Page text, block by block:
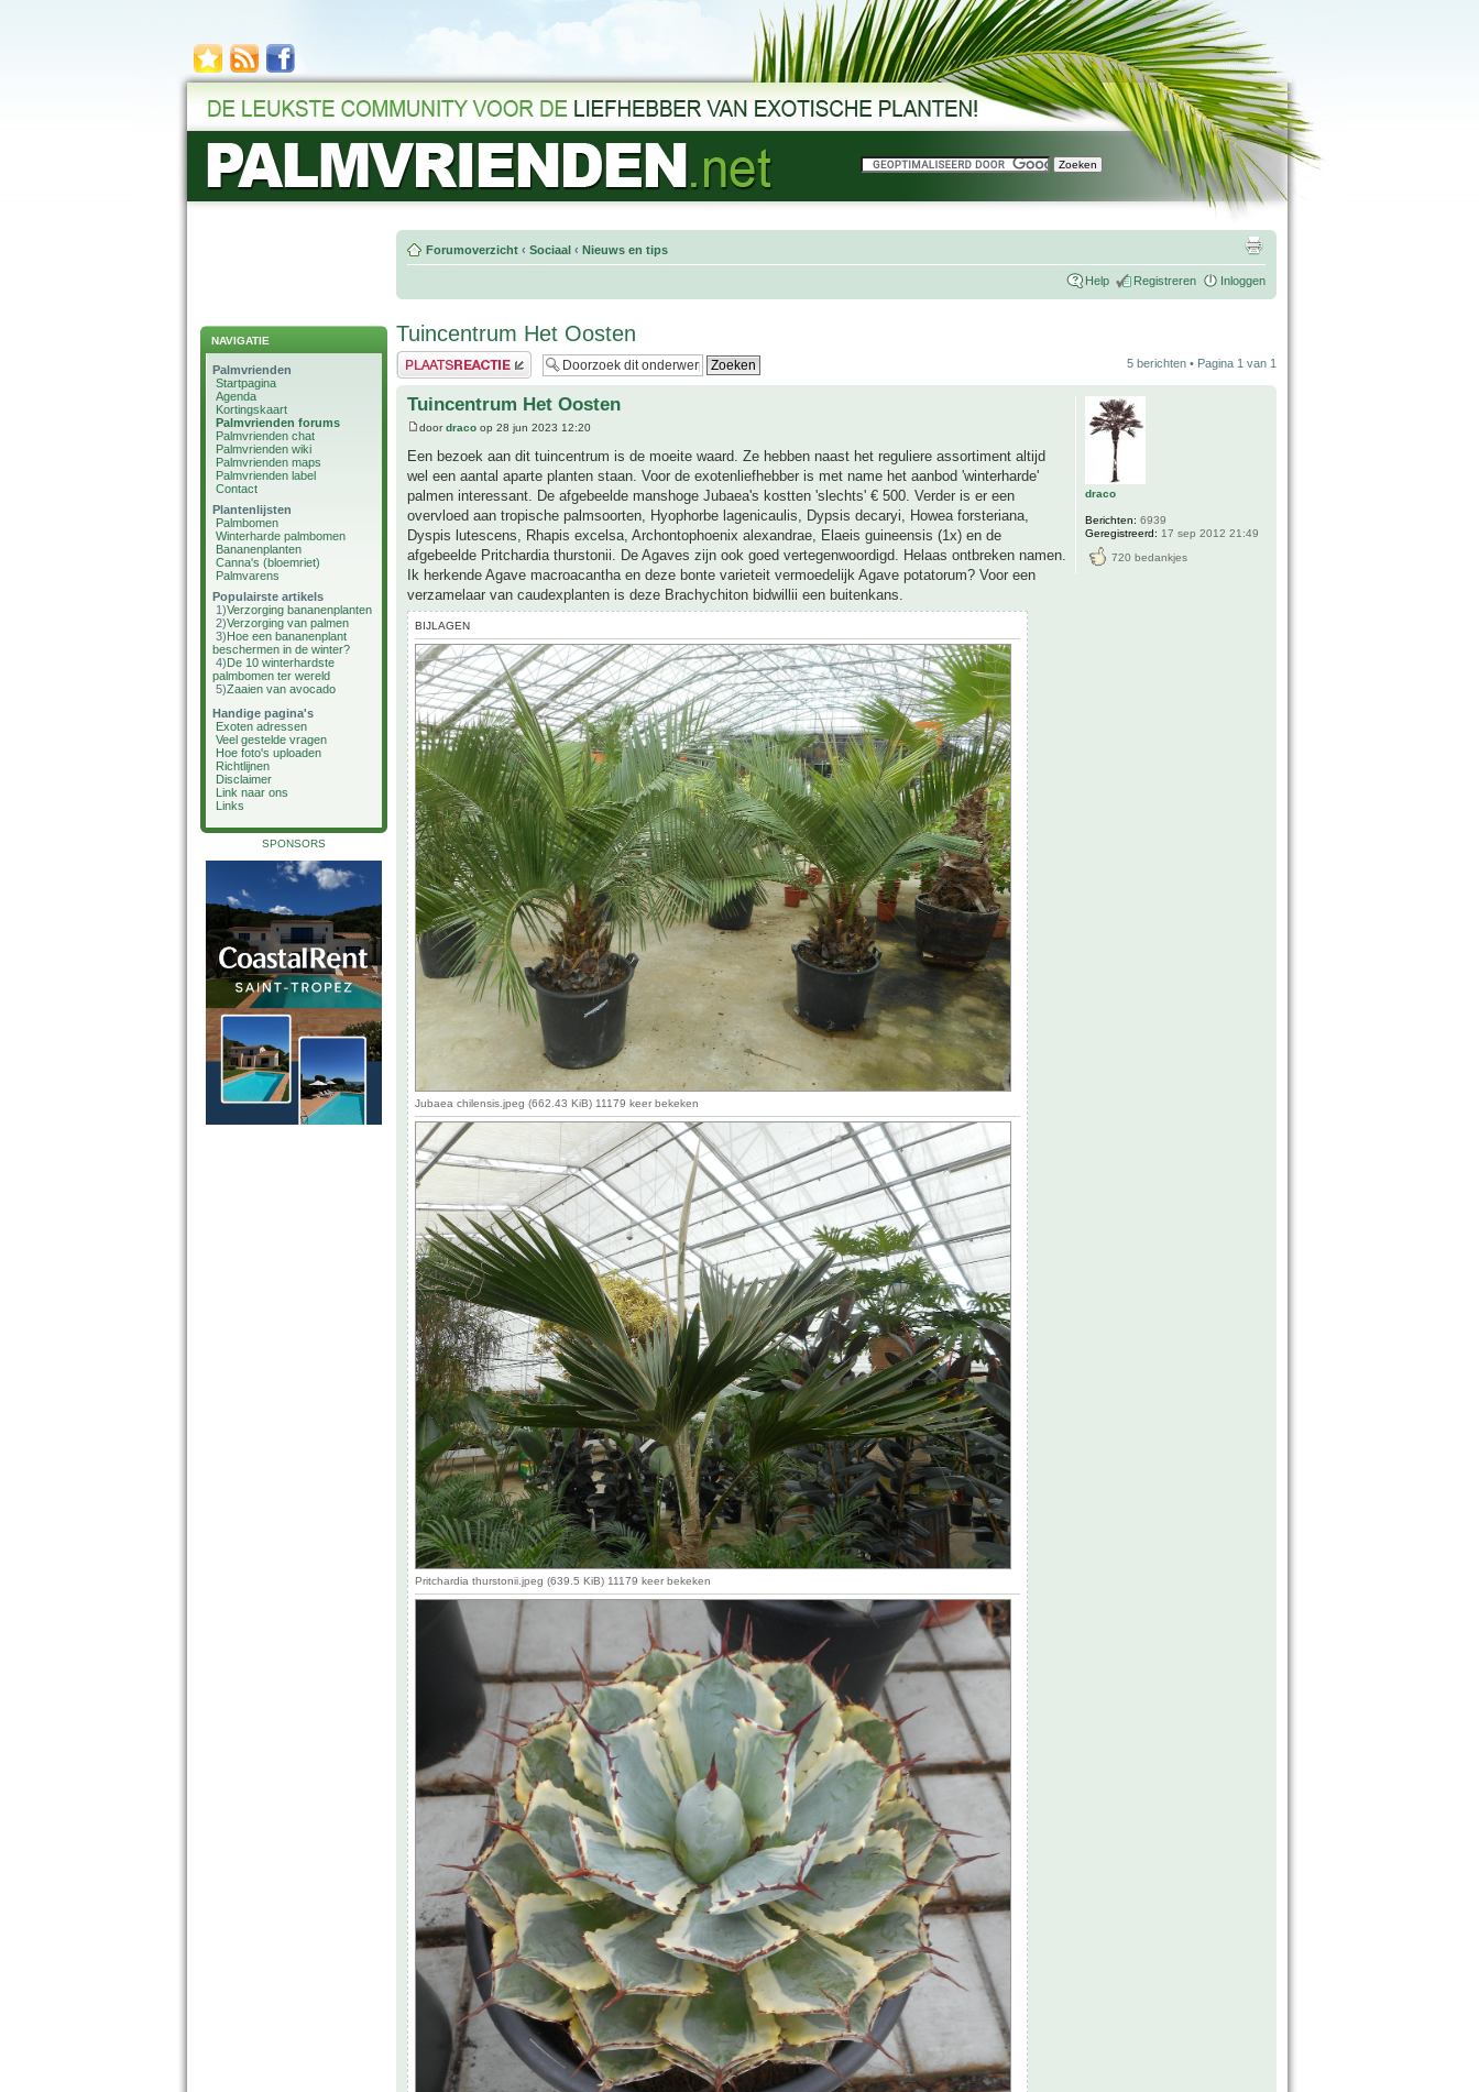
NAVIGATIE
Palmvrienden
Startpagina
Agenda
Kortingskaart
Palmvrienden forums
Palmvrienden chat
Palmvrienden wiki
Palmvrienden maps
Palmvrienden label
Contact
Plantenlijsten
Palmbomen
Winterharde palmbomen
Bananenplanten
Canna's (bloemriet)
Palmvarens
Populairste artikels
1)Verzorging bananenplanten
2)Verzorging van palmen
3)Hoe een bananenplant
beschermen in de winter?
4)De 10 winterhardste
palmbomen ter wereld
5)Zaaien van avocado
Handige pagina's
Exoten adressen
Veel gestelde vragen
Hoe foto's uploaden
Richtlijnen
Disclaimer
Link naar ons
Links
SPONSORS
Forumoverzicht ‹ Sociaal ‹ Nieuws en tips
Help Registreren Inloggen
Tuincentrum Het Oosten
Plaats een reactie 5 berichten • Pagina 1 van 1
Tuincentrum Het Oosten
doordraco op 28 jun 2023 12:20
Een bezoek aan dit tuincentrum is de moeite waard. Ze hebben naast het reguliere assortiment altijd
wel een aantal aparte planten staan. Voor de exotenliefhebber is met name het aanbod 'winterharde'
palmen interessant. De afgebeelde manshoge Jubaea's kostten 'slechts' € 500. Verder is er een
overvloed aan tropische palmsoorten, Hyophorbe lagenicaulis, Dypsis decaryi, Howea forsteriana,
Dyspis lutescens, Rhapis excelsa, Archontophoenix alexandrae, Elaeis guineensis (1x) en de
afgebeelde Pritchardia thurstonii. De Agaves zijn ook goed vertegenwoordigd. Helaas ontbreken namen.
Ik herkende Agave macroacantha en deze bonte varieteit vermoedelijk Agave potatorum? Voor een
verzamelaar van caudexplanten is deze Brachychiton bidwillii een buitenkans.
BIJLAGEN
Jubaea chilensis.jpeg (662.43 KiB) 11179 keer bekeken
Pritchardia thurstonii.jpeg (639.5 KiB) 11179 keer bekeken
draco
Berichten: 6939
Geregistreerd: 17 sep 2012 21:49
720 bedankjes